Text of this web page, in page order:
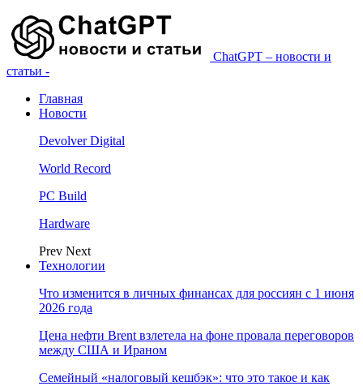
ChatGPT – новости и
статьи -
Главная
Новости
Devolver Digital
World Record
PC Build
Hardware
Prev Next
Технологии
Что изменится в личных финансах для россиян с 1 июня
2026 года
Цена нефти Brent взлетела на фоне провала переговоров
между США и Ираном
Семейный «налоговый кешбэк»: что это такое и как